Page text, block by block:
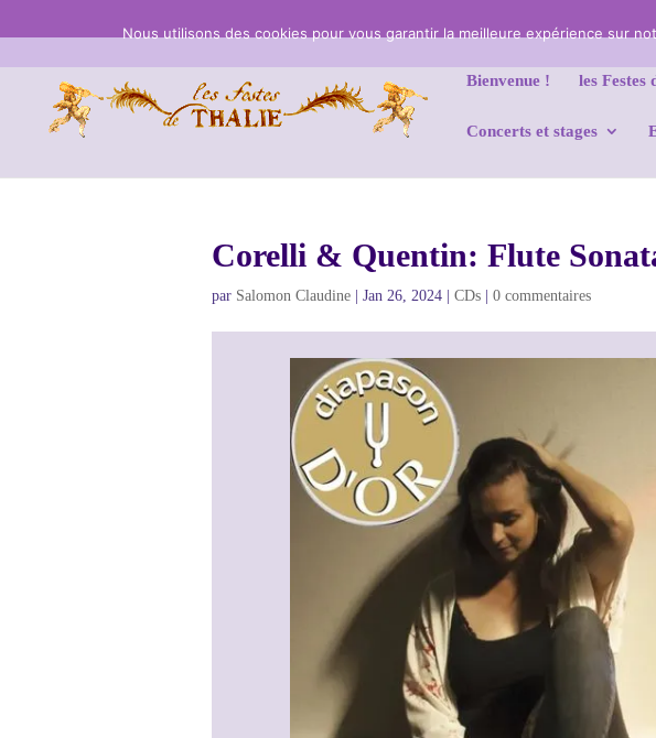
Bienvenue ! les Festes
Concerts et stages
Corelli & Quentin: Flute
par Salomon Claudine Jan 26, 2024 CDs 0 commentaires
Nous utilisons des cookies pour vous garantir la meilleure expérience sur